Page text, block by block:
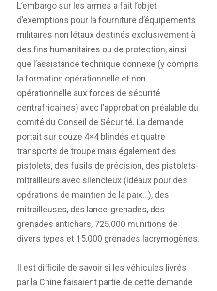
L’embargo sur les armes a fait l’objet
d’exemptions pour la fourniture d’équipements
militaires non létaux destinés exclusivement à
des fins humanitaires ou de protection, ainsi
que l’assistance technique connexe (y compris
la formation opérationnelle et non
opérationnelle aux forces de sécurité
centrafricaines) avec l’approbation préalable du
comité du Conseil de Sécurité. La demande
portait sur douze 4×4 blindés et quatre
transports de troupe mais également des
pistolets, des fusils de précision, des pistolets-
mitrailleurs avec silencieux (idéaux pour des
opérations de maintien de la paix…), des
mitrailleuses, des lance-grenades, des
grenades antichars, 725.000 munitions de
divers types et 15.000 grenades lacrymogènes.
Il est difficile de savoir si les véhicules livrés
par la Chine faisaient partie de cette demande